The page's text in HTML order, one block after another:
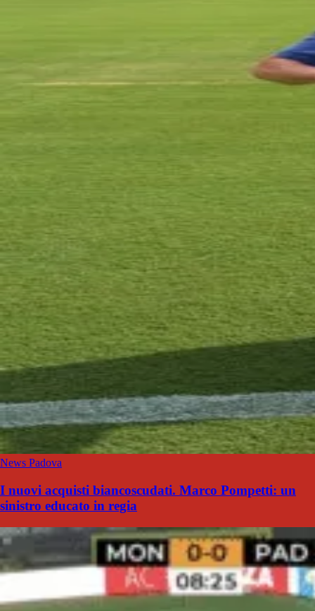
News Padova
I nuovi acquisti biancoscudati. Marco Pompetti: un
sinistro educato in regia